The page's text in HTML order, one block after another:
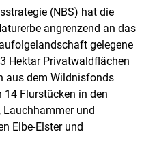
n
e
n
(NBS) hat die
angrenzend an das
gelegene
Hektar Privatwaldflächen
aus dem Wildnisfonds
Flurstücken in den
Lauchhammer und
Elbe-Elster und